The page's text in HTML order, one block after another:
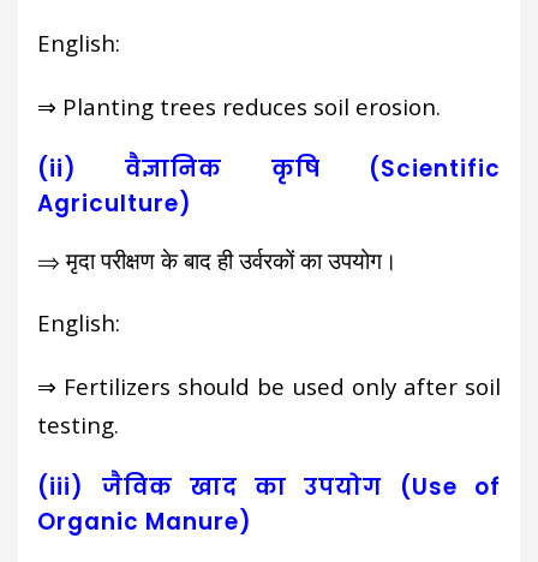
English:
⇒ Planting trees reduces soil erosion.
(ii) वैज्ञानिक कृषि (Scientific
Agriculture)
⇒ मृदा परीक्षण के बाद ही उर्वरकों का उपयोग।
English:
⇒ Fertilizers should be used only after soil
testing.
(iii) जैविक खाद का उपयोग (Use of
Organic Manure)